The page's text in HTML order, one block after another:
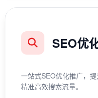
SEO优
一站式SEO优化推广，
精准高效搜索流量。